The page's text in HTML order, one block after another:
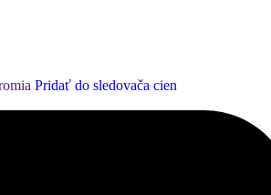
Pridať do sledovača cien